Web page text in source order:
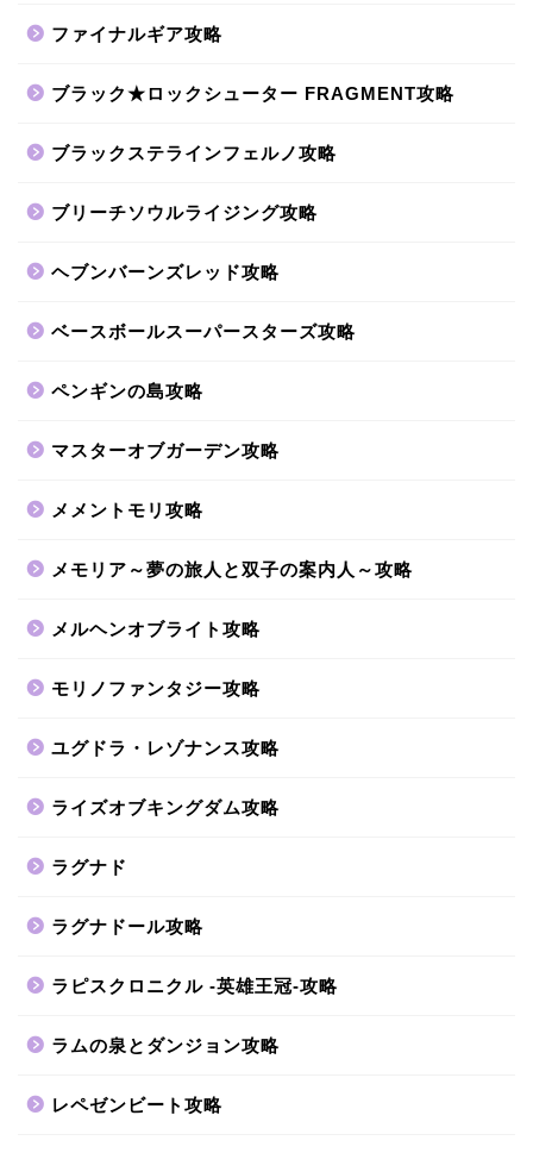
ファイナルギア攻略
ブラック★ロックシューター FRAGMENT攻略
ブラックステラインフェルノ攻略
ブリーチソウルライジング攻略
ヘブンバーンズレッド攻略
ベースボールスーパースターズ攻略
ペンギンの島攻略
マスターオブガーデン攻略
メメントモリ攻略
メモリア～夢の旅人と双子の案内人～攻略
メルヘンオブライト攻略
モリノファンタジー攻略
ユグドラ・レゾナンス攻略
ライズオブキングダム攻略
ラグナド
ラグナドール攻略
ラピスクロニクル -英雄王冠-攻略
ラムの泉とダンジョン攻略
レペゼンビート攻略